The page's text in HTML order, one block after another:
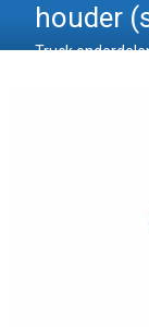
houder
Truck